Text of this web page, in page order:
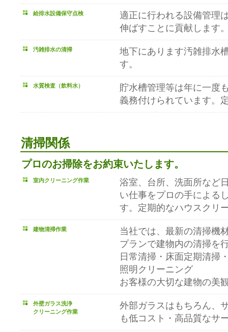
給排水設備保守点検
適正に行われる設備管理
伸ばすことに貢献します
汚雑排水の清掃
地下にあります汚雑排水
す。
水質検査（飲料水）
貯水槽管理等は年に一度
義務付けられています。
清掃関係
プロのお掃除をお約束いたします。
室内クリーニング作業
浴室、台所、洗面所など
い仕事をプロの手による
す。定期的なハウスクリ
建物清掃作業
当社では、最新の清掃機
プランで建物内の清掃を
日常清掃・床面定期清掃
照明クリーニング
お客様の大切な建物の美
外壁ガラス洗浄
クリーニング作業
外部ガラスはもちろん、
も低コスト・高品質なサ